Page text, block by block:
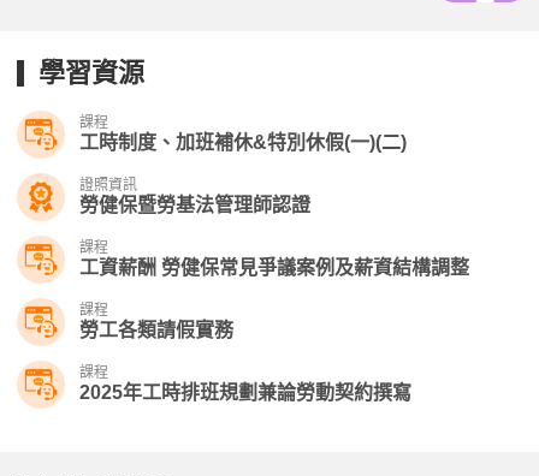
學習資源
課程
工時制度、加班補休&特別休假(一)(二)
證照資訊
勞健保暨勞基法管理師認證
課程
工資薪酬 勞健保常見爭議案例及薪資結構調整
課程
勞工各類請假實務
課程
2025年工時排班規劃兼論勞動契約撰寫